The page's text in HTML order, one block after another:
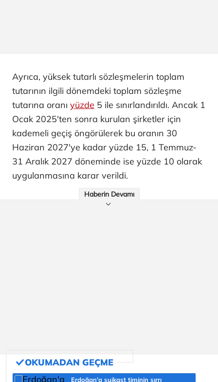
Ayrıca, yüksek tutarlı sözleşmelerin toplam
tutarının ilgili dönemdeki toplam sözleşme
tutarına oranı yüzde 5 ile sınırlandırıldı. Ancak 1
Ocak 2025'ten sonra kurulan şirketler için
kademeli geçiş öngörülerek bu oranın 30
Haziran 2027'ye kadar yüzde 15, 1 Temmuz-
31 Aralık 2027 döneminde ise yüzde 10 olarak
uygulanmasına karar verildi.
Haberin Devamı
Erdoğan'a suikast timinin sırrı